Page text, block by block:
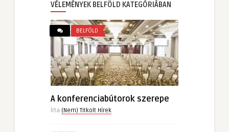
VÉLEMÉNYEK BELFÖLD KATEGÓRIÁBAN
BELFÖLD
A konferenciabútorok szerepe
Írta (Nem) Titkolt Hírek